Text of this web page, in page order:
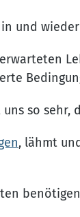
und
so sehr,
, lähmt